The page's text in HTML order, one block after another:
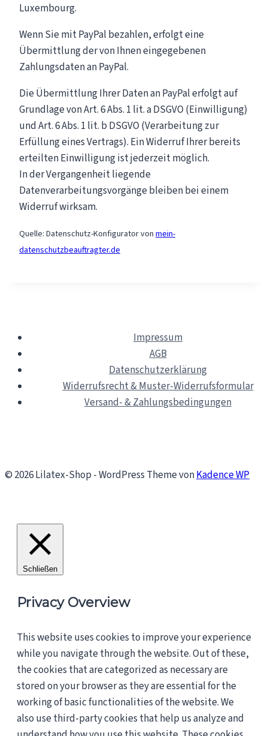
Luxembourg.
Wenn Sie mit PayPal bezahlen, erfolgt eine
Übermittlung der von Ihnen eingegebenen
Zahlungsdaten an PayPal.
Die Übermittlung Ihrer Daten an PayPal erfolgt auf
Grundlage von Art. 6 Abs. 1 lit. a DSGVO (Einwilligung)
und Art. 6 Abs. 1 lit. b DSGVO (Verarbeitung zur
Erfüllung eines Vertrags). Ein Widerruf Ihrer bereits
erteilten Einwilligung ist jederzeit möglich.
In der Vergangenheit liegende
Datenverarbeitungsvorgänge bleiben bei einem
Widerruf wirksam.
Quelle: Datenschutz-Konfigurator von mein-
datenschutzbeauftragter.de
Impressum
AGB
Datenschutzerklärung
Widerrufsrecht & Muster-Widerrufsformular
Versand- & Zahlungsbedingungen
© 2026 Lilatex-Shop - WordPress Theme vonKadence WP
Schließen
Privacy Overview
This website uses cookies to improve your experience
while you navigate through the website. Out of these,
the cookies that are categorized as necessary are
stored on your browser as they are essential for the
working of basic functionalities of the website. We
also use third-party cookies that help us analyze and